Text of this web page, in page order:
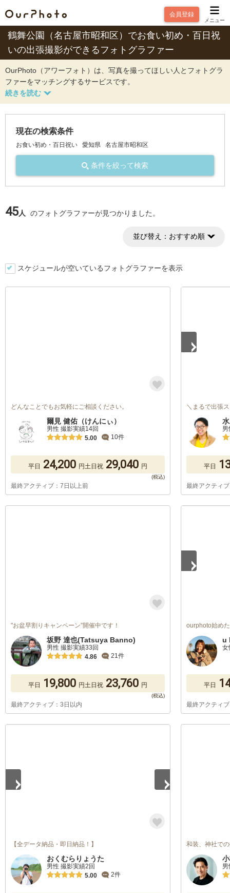
会員登録
メニュー
鶴舞公園（名古屋市昭和区）でお食い初め・百日祝
いの出張撮影ができるフォトグラファー
OurPhoto（アワーフォト）は、写真を撮ってほしい人とフォトグラ
ファーをマッチングするサービスです。
現在の検索条件
お食い初め・百日祝い 愛知県 名古屋市昭和区
条件を絞って検索
45人 のフォトグラファーが見つかりました。
並び替え： おすすめ順
スケジュールが空いているフォトグラファーを表示
どんなことでもお気軽にご相談ください。
爾見 健佑（けんにぃ）
男性 撮影実績14回
5.00
10件
平日 24,200 円土日祝 29,040 円
最終アクティブ：7日以上前
＼まるで出張
平日
最終アクティ
"お盆早割りキャンペーン”開催中です！
坂野 達也(Tatsuya Banno)
男性 撮影実績33回
4.86
21件
平日 19,800 円土日祝 23,760 円
最終アクティブ：3日以内
ourphoto始め
u
女
平日
最終アクティ
【全データ納品・即日納品！】
おくむらりょうた
男性 撮影実績2回
5.00
2件
和装、神社で
男